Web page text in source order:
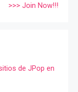
>>> Join Now!!!